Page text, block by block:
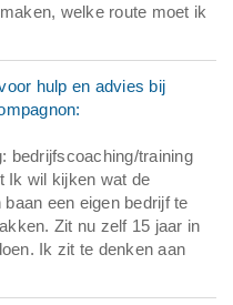
welke route moet ik
hulp en advies bij
bedrijfscoaching/training
Ik wil kijken wat de
een eigen bedrijf te
Zit nu zelf 15 jaar in
Ik zit te denken aan